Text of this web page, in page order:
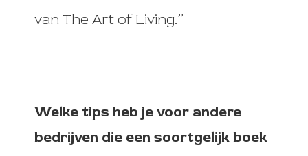
van The Art of Living.”
Welke tips heb je voor andere
bedrijven die een soortgelijk boek